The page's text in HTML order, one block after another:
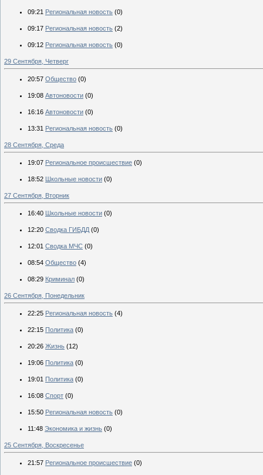
09:21 Региональная новость (0)
09:17 Региональная новость (2)
09:12 Региональная новость (0)
29 Сентября, Четверг
20:57 Общество (0)
19:08 Автоновости (0)
16:16 Автоновости (0)
13:31 Региональная новость (0)
28 Сентября, Среда
19:07 Региональное происшествие (0)
18:52 Школьные новости (0)
27 Сентября, Вторник
16:40 Школьные новости (0)
12:20 Сводка ГИБДД (0)
12:01 Сводка МЧС (0)
08:54 Общество (4)
08:29 Криминал (0)
26 Сентября, Понедельник
22:25 Региональная новость (4)
22:15 Политика (0)
20:26 Жизнь (12)
19:06 Политика (0)
19:01 Политика (0)
16:08 Спорт (0)
15:50 Региональная новость (0)
11:48 Экономика и жизнь (0)
25 Сентября, Воскресенье
21:57 Региональное происшествие (0)